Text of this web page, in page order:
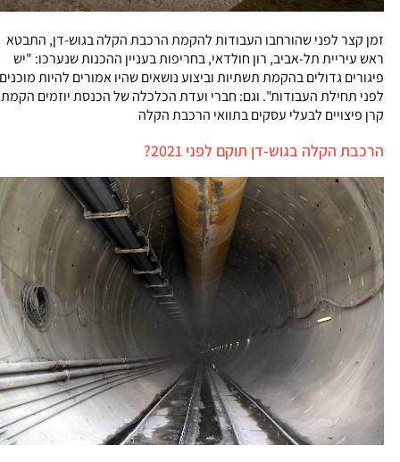
זמן קצר לפני שהורחבו העבודות להקמת הרכבת הקלה בגוש-דן, התבטא
ראש עיריית תל-אביב, רון חולדאי, בחריפות בעניין ההכנות שנערכו: "יש
פיגורים גדולים בהקמת תשתיות וביצוע נושאים שהיו אמורים להיות מוכנים
לפני תחילת העבודות". וגם: חברי ועדת הכלכלה של הכנסת יוזמים הקמת
קרן פיצויים לבעלי עסקים בתוואי הרכבת הקלה
הרכבת הקלה בגוש-דן תוקם לפני 2021?